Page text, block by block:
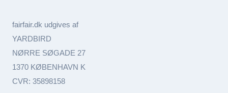
fairfair.dk udgives af
YARDBIRD
NØRRE SØGADE 27
1370 KØBENHAVN K
CVR: 35898158